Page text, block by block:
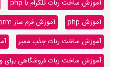
آموزش ساخت ربات تلگرام با php
آموزش php
آموزش فرم ساز RSform
آموزش ساخت ربات جذب ممبر
آموزش ساخت ربات فروشگاهی برای